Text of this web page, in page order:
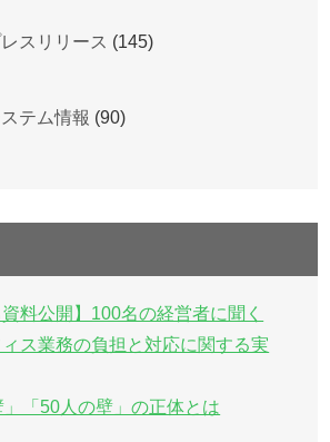
スリリース (145)
テム情報 (90)
資料公開】100名の経営者に聞く
ス業務の負担と対応に関する実
」「50人の壁」の正体とは